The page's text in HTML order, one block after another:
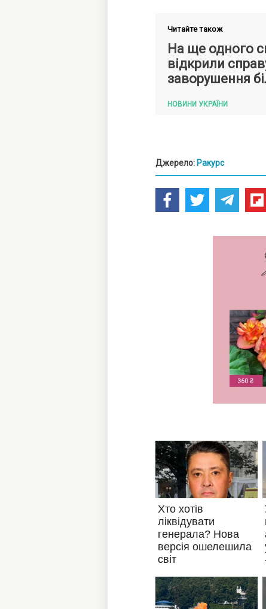
Читайте також
На ще одного
відкрили
заворушення
НОВИНИ УКРАЇНИ
Джерело: Ракурс